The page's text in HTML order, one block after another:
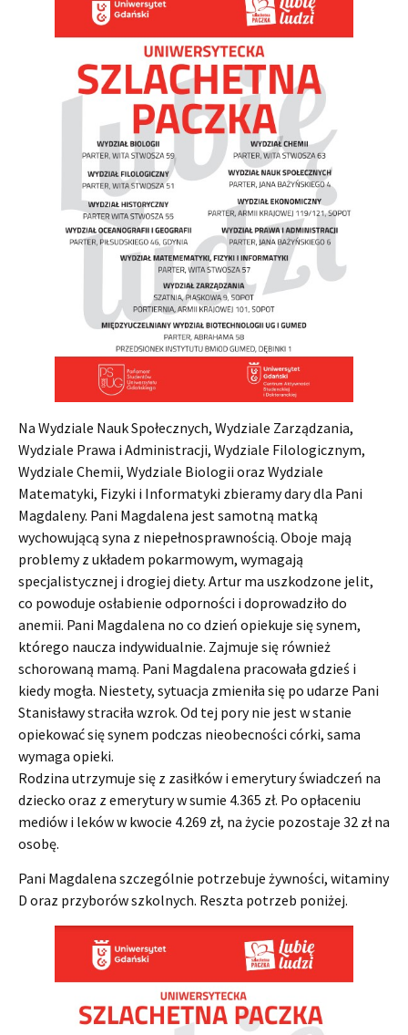
Na Wydziale Nauk Społecznych, Wydziale Zarządzania,
Wydziale Prawa i Administracji, Wydziale Filologicznym,
Wydziale Chemii, Wydziale Biologii oraz Wydziale
Matematyki, Fizyki i Informatyki zbieramy dary dla Pani
Magdaleny. Pani Magdalena jest samotną matką
wychowującą syna z niepełnosprawnością. Oboje mają
problemy z układem pokarmowym, wymagają
specjalistycznej i drogiej diety. Artur ma uszkodzone jelit,
co powoduje osłabienie odporności i doprowadziło do
anemii. Pani Magdalena no co dzień opiekuje się synem,
którego naucza indywidualnie. Zajmuje się również
schorowaną mamą. Pani Magdalena pracowała gdzieś i
kiedy mogła. Niestety, sytuacja zmieniła się po udarze Pani
Stanisławy straciła wzrok. Od tej pory nie jest w stanie
opiekować się synem podczas nieobecności córki, sama
wymaga opieki.
Rodzina utrzymuje się z zasiłków i emerytury świadczeń na
dziecko oraz z emerytury w sumie 4.365 zł. Po opłaceniu
mediów i leków w kwocie 4.269 zł, na życie pozostaje 32 zł na
osobę.
Pani Magdalena szczególnie potrzebuje żywności, witaminy
D oraz przyborów szkolnych. Reszta potrzeb poniżej.